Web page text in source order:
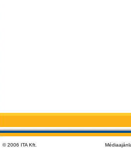
© 2006 ITA Kft.